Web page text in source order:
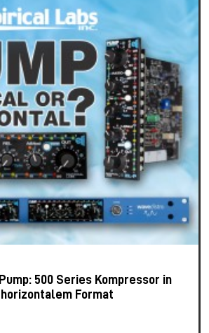
500 Series Kompressor in
Format